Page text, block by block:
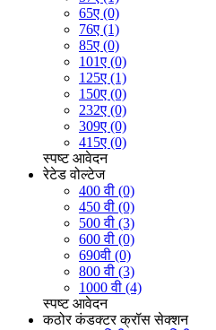
65ए (0)
76ए (1)
85ए (0)
101ए (0)
125ए (1)
150ए (0)
232ए (0)
309ए (0)
415ए (0)
स्पष्ट आवेदन
रेटेड वोल्टेज
400 वी (0)
450 वी (0)
500 वी (3)
600 वी (0)
690वी (0)
800 वी (3)
1000 वी (4)
स्पष्ट आवेदन
कठोर कंडक्टर क्रॉस सेक्शन